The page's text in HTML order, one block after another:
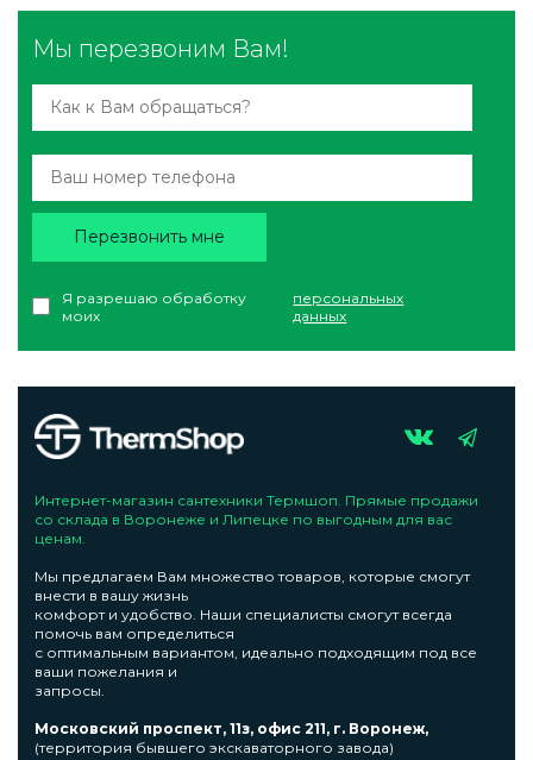
Мы перезвоним Вам!
Я разрешаю обработку
моих
персональных
данных
Перезвонить мне
Интернет-магазин сантехники Термшоп. Прямые продажи
со склада в Воронеже и Липецке по выгодным для вас
ценам.
Мы предлагаем Вам множество товаров, которые смогут
внести в вашу жизнь
комфорт и удобство. Наши специалисты смогут всегда
помочь вам определиться
с оптимальным вариантом, идеально подходящим под все
ваши пожелания и
запросы.
Московский проспект, 11з, офис 211, г. Воронеж,
(территория бывшего экскаваторного завода)